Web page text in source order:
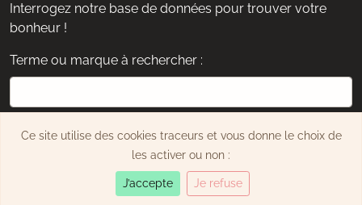
Interrogez notre base de données pour trouver votre
bonheur !
Terme ou marque à rechercher :
Ce site utilise des cookies traceurs et vous donne le choix de
les activer ou non :
J’accepte Je refuse